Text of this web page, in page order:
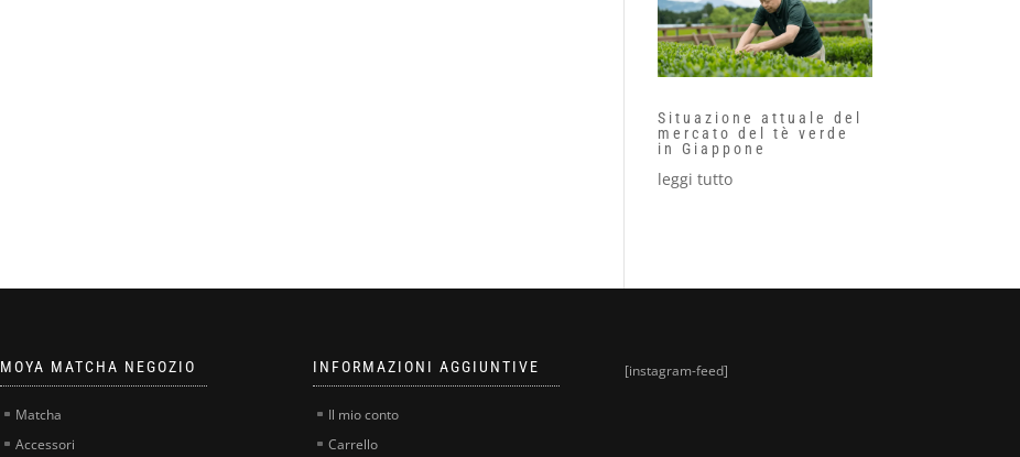
Situazione attuale del
mercato del tè verde
in Giappone
leggi tutto
MOYA MATCHA NEGOZIO
Matcha
Accessori
INFORMAZIONI AGGIUNTIVE
Il mio conto
Carrello
[instagram-feed]